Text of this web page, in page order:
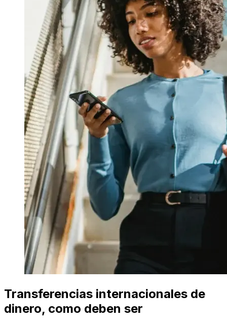
Transferencias internacionales de
dinero, como deben ser